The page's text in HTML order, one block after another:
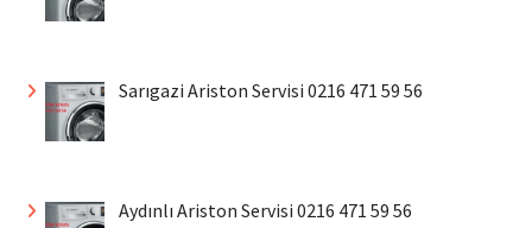
Sarıgazi Ariston Servisi 0216 471 59 56
Aydınlı Ariston Servisi 0216 471 59 56